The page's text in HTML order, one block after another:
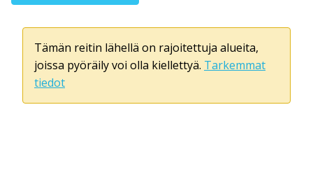
Tämän reitin lähellä on rajoitettuja alueita,
joissa pyöräily voi olla kiellettyä. Tarkemmat
tiedot